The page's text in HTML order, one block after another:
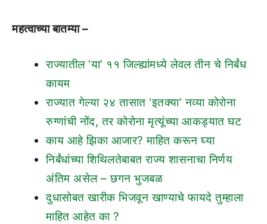
महत्वाच्या बातम्या –
राज्यातील ‘या’ ११ जिल्ह्यांमध्ये लेवल तीन चे निर्बंध
कायम
राज्यात गेल्या २४ तासात ‘इतक्या’ नव्या कोरोना
रुग्णांची नोंद, तर कोरोना मृत्यूंच्या आकड्यात घट
काय आहे झिका आजार? माहित करून घ्या
निर्बंधांच्या शिथिलतेबाबत राज्य शासनाचा निर्णय
अंतिम असेल – छगन भुजबळ
दुधासोबत खारीक भिजवून खाण्याचे फायदे तुम्हाला
माहित आहेत का ?